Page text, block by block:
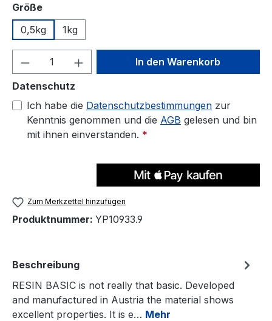
Größeauswählen
0,5kg
1kg
Produkt Anzahl: Gib denIn den Warenkorb
Datenschutz
Ich habe die Datenschutzbestimmungen zur
Kenntnis genommen und die AGB gelesen und bin
mit ihnen einverstanden. *
Zum Merkzettel hinzufügen
Produktnummer: YP10933.9
Beschreibung
RESIN BASIC is not really that basic. Developed
and manufactured in Austria the material shows
excellent properties. It is e… Mehr